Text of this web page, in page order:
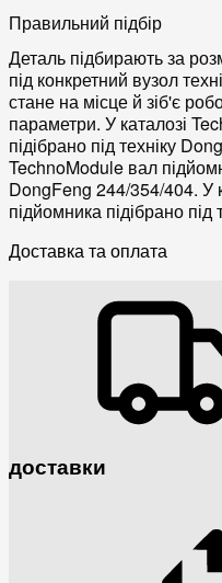
Правильний підбір
Деталь підбирають за
під конкретний вузол
стане на місце й зіб'є
параметри. У каталозі
підібрано під техніку
TechnoModule вал
DongFeng 244/354/404. У
підйомника підібрано
Доставка та оплата
доставки